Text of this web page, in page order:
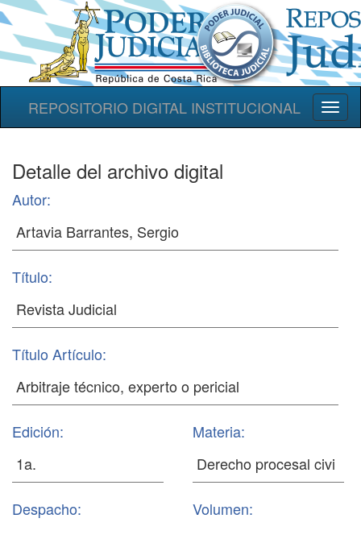
REPOSITORIO DIGITAL INSTITUCIONAL
Detalle del archivo digital
Autor:
Título:
Título Artículo:
Edición: Materia:
Despacho: Volumen: